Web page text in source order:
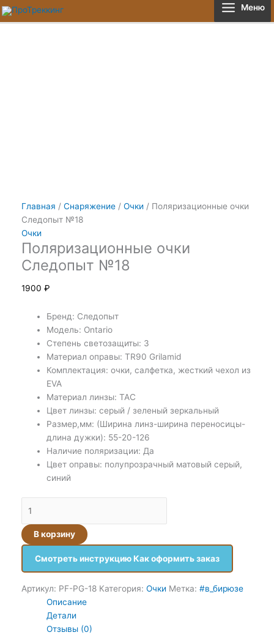
Перейти
Меню
Главная / Снаряжение/ Очки / Поляризационные очки
Следопыт №18
Очки
Поляризационные очки
Следопыт №18
1900 ₽
Бренд: Следопыт
Модель: Ontario
Степень светозащиты: 3
Материал оправы: TR90 Grilamid
Комплектация: очки, салфетка, жесткий чехол из
EVA
Материал линзы: TAC
Цвет линзы: серый / зеленый зеркальный
Размер,мм: (Ширина линз-ширина переносицы-
длина дужки): 55-20-126
Наличие поляризации: Да
Цвет оправы: полупрозрачный матовый серый,
синий
Количество
В корзину
Смотреть инструкцию Как оформить заказ
Артикул: PF-PG-18 Категория: Очки Метка: #в_бирюзе
Описание
Детали
Отзывы (0)